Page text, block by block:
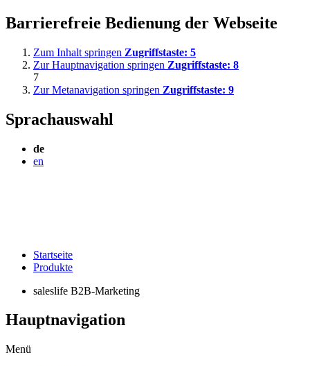
Barrierefreie Bedienung der Webseite
Zum Inhalt springen Zugriffstaste: 5
Zur Hauptnavigation springen Zugriffstaste: 8
7
Zur Metanavigation springen Zugriffstaste: 9
Sprachauswahl
de
en
Startseite
Produkte
saleslife B2B-Marketing
Hauptnavigation
Menü